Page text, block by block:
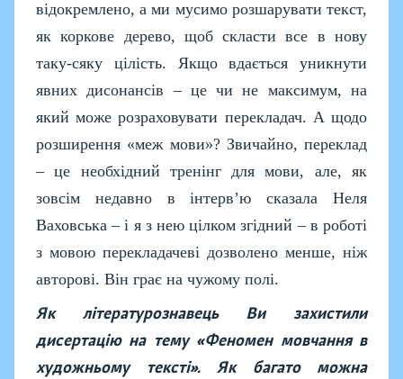
відокремлено, а ми мусимо розшарувати текст,
як коркове дерево, щоб скласти все в нову
таку-сяку цілість. Якщо вдається уникнути
явних дисонансів – це чи не максимум, на
який може розраховувати перекладач. А щодо
розширення «меж мови»? Звичайно, переклад
– це необхідний тренінг для мови, але, як
зовсім недавно в інтерв’ю сказала Неля
Ваховська – і я з нею цілком згідний – в роботі
з мовою перекладачеві дозволено менше, ніж
авторові. Він грає на чужому полі.
Як літературознавець Ви захистили
дисертацію на тему «Феномен мовчання в
художньому тексті». Як багато можна